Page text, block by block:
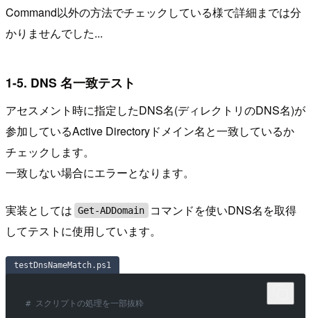
Command以外の方法でチェックしている様で詳細までは分
かりませんでした...
1-5. DNS 名一致テスト
アセスメント時に指定したDNS名(ディレクトリのDNS名)が
参加しているActive Directoryドメイン名と一致しているか
チェックします。
一致しない場合にエラーとなります。
実装としては Get-ADDomain
コマンドを使いDNS名を取得
してテストに使用しています。
testDnsNameMatch.ps1
# スクリプトの処理を一部抜粋